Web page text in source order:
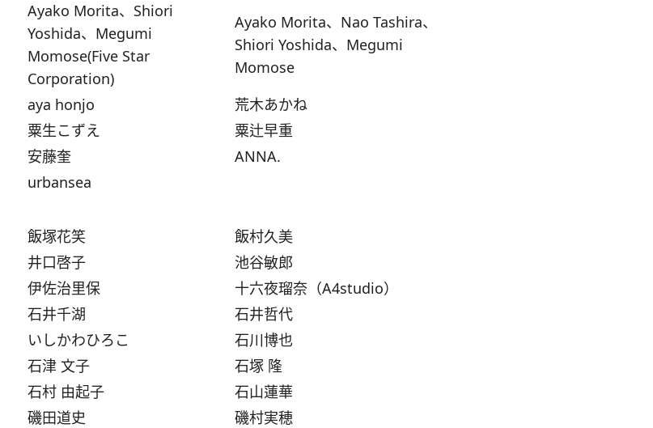
Ayako Morita、Shiori
Yoshida、Megumi
Momose(Five Star
Corporation)
Ayako Morita、Nao Tashira、
Shiori Yoshida、Megumi
Momose
aya honjo
荒木あかね
粟生こずえ
粟辻早重
安藤奎
ANNA.
urbansea
飯塚花笑
飯村久美
井口啓子
池谷敏郎
伊佐治里保
十六夜瑠奈（A4studio）
石井千湖
石井哲代
いしかわひろこ
石川博也
石津 文子
石塚 隆
石村 由起子
石山蓮華
磯田道史
磯村実穂